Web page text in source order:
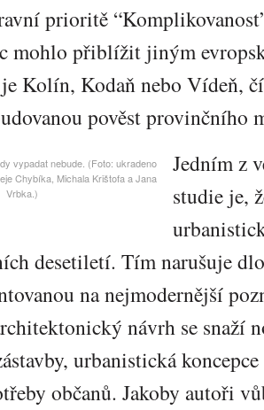
prioritě
mohlo přiblížit jiným
Kolín, Kodaň nebo Vídeň,
pověst provinčního
vypadat nebude. (Foto: ukradeno
Chybíka, Michala Krištofa a Jana
Vrbka.)
Jedním z
studie je,
desetiletí. Tím narušuje
na nejmodernější
návrh se snaží
urbanistická koncepce
občanů. Jakoby autoři